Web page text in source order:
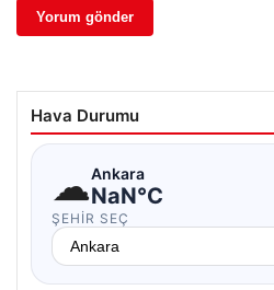
Hava Durumu
☁Ankara
NaN°C
ŞEHIR SEÇ